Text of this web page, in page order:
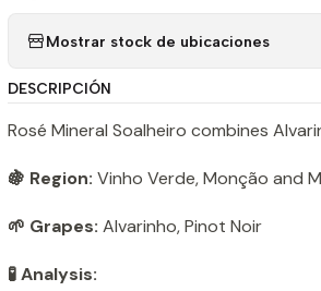
Mostrar stock de ubicaciones
DESCRIPCIÓN
Rosé Mineral Soalheiro combines
🍇 Region: Vinho Verde, Monção and
🌱 Grapes: Alvarinho, Pinot Noir
🧪 Analysis: